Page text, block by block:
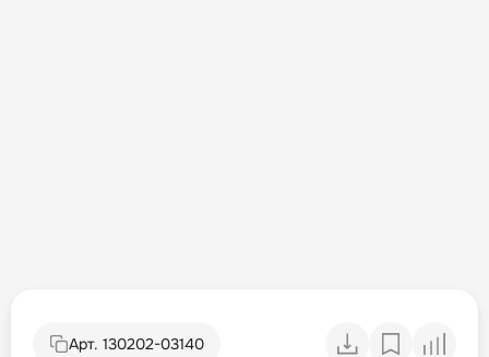
Арт. 130202-03140